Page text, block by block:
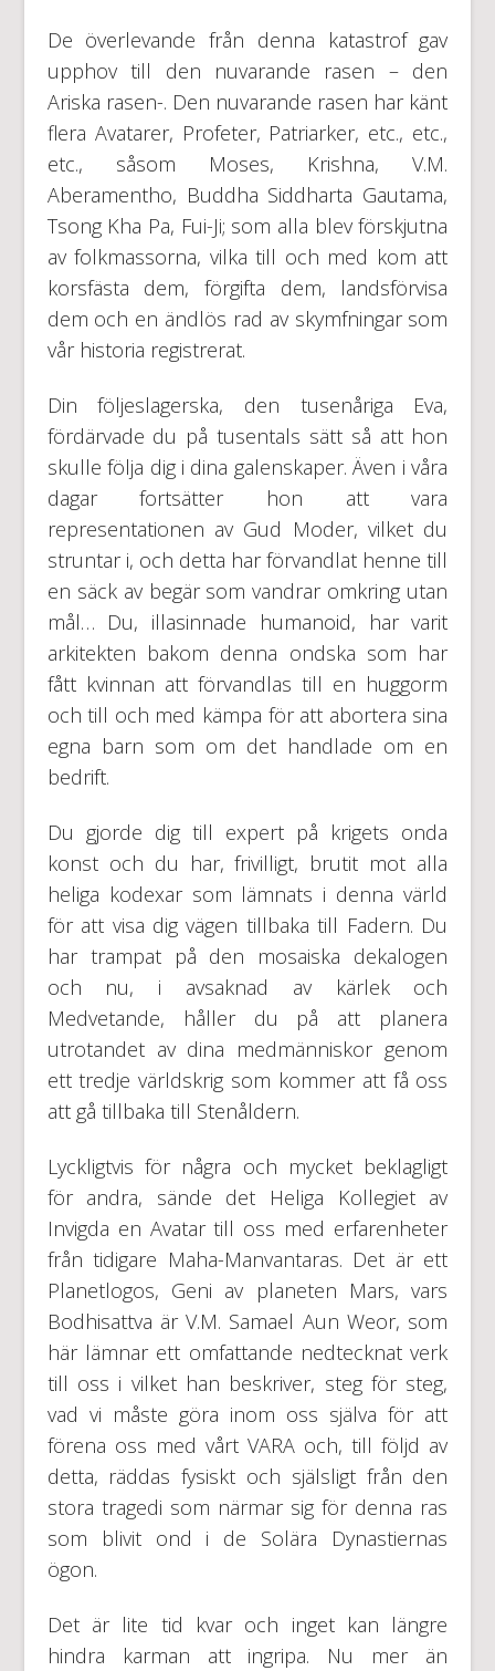
De överlevande från denna katastrof gav
upphov till den nuvarande rasen – den
Ariska rasen-. Den nuvarande rasen har känt
flera Avatarer, Profeter, Patriarker, etc., etc.,
etc., såsom Moses, Krishna, V.M.
Aberamentho, Buddha Siddharta Gautama,
Tsong Kha Pa, Fui-Ji; som alla blev förskjutna
av folkmassorna, vilka till och med kom att
korsfästa dem, förgifta dem, landsförvisa
dem och en ändlös rad av skymfningar som
vår historia registrerat.
Din följeslagerska, den tusenåriga Eva,
fördärvade du på tusentals sätt så att hon
skulle följa dig i dina galenskaper. Även i våra
dagar fortsätter hon att vara
representationen av Gud Moder, vilket du
struntar i, och detta har förvandlat henne till
en säck av begär som vandrar omkring utan
mål… Du, illasinnade humanoid, har varit
arkitekten bakom denna ondska som har
fått kvinnan att förvandlas till en huggorm
och till och med kämpa för att abortera sina
egna barn som om det handlade om en
bedrift.
Du gjorde dig till expert på krigets onda
konst och du har, frivilligt, brutit mot alla
heliga kodexar som lämnats i denna värld
för att visa dig vägen tillbaka till Fadern. Du
har trampat på den mosaiska dekalogen
och nu, i avsaknad av kärlek och
Medvetande, håller du på att planera
utrotandet av dina medmänniskor genom
ett tredje världskrig som kommer att få oss
att gå tillbaka till Stenåldern.
Lyckligtvis för några och mycket beklagligt
för andra, sände det Heliga Kollegiet av
Invigda en Avatar till oss med erfarenheter
från tidigare Maha-Manvantaras. Det är ett
Planetlogos, Geni av planeten Mars, vars
Bodhisattva är V.M. Samael Aun Weor, som
här lämnar ett omfattande nedtecknat verk
till oss i vilket han beskriver, steg för steg,
vad vi måste göra inom oss själva för att
förena oss med vårt VARA och, till följd av
detta, räddas fysiskt och själsligt från den
stora tragedi som närmar sig för denna ras
som blivit ond i de Solära Dynastiernas
ögon.
Det är lite tid kvar och inget kan längre
hindra karman att ingripa. Nu mer än